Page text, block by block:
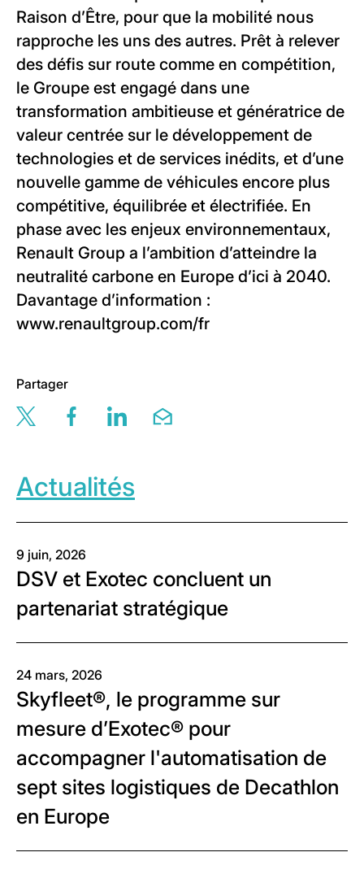
Raison d’Être, pour que la mobilité nous
rapproche les uns des autres. Prêt à relever
des défis sur route comme en compétition,
le Groupe est engagé dans une
transformation ambitieuse et génératrice de
valeur centrée sur le développement de
technologies et de services inédits, et d’une
nouvelle gamme de véhicules encore plus
compétitive, équilibrée et électrifiée. En
phase avec les enjeux environnementaux,
Renault Group a l’ambition d’atteindre la
neutralité carbone en Europe d’ici à 2040.
Davantage d’information :
www.renaultgroup.com/fr
Partager
Share this page via twitter
Share this page via facebook
Share this page via linkedin
Share this page via email
Actualités
9 juin, 2026
DSV et Exotec concluent un
partenariat stratégique
24 mars, 2026
Skyfleet®, le programme sur
mesure d’Exotec® pour
accompagner l'automatisation de
sept sites logistiques de Decathlon
en Europe